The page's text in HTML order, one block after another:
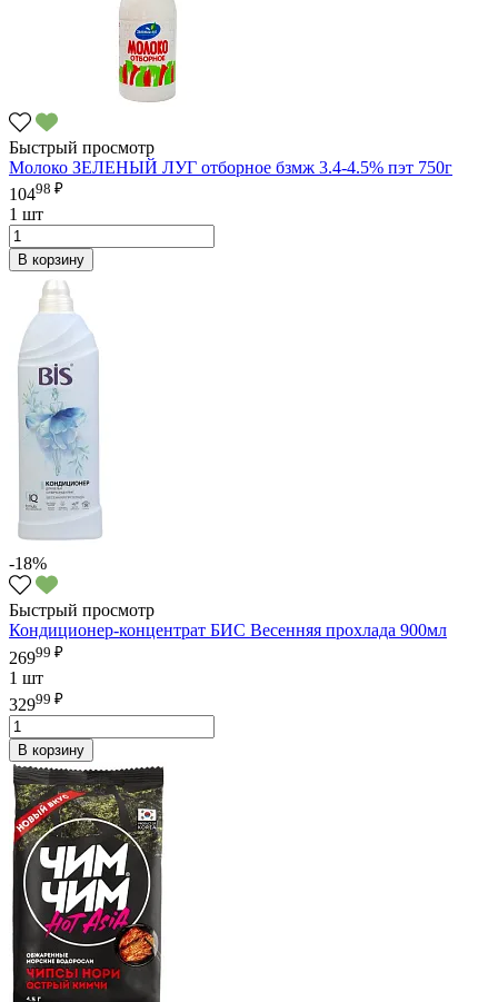
Быстрый просмотр
Молоко ЗЕЛЕНЫЙ ЛУГ отборное бзмж 3.4-4.5% пэт 750г
10498 ₽
1 шт
В корзину
-18%
Быстрый просмотр
Кондиционер-концентрат БИС Весенняя прохлада 900мл
26999 ₽
1 шт
32999 ₽
В корзину